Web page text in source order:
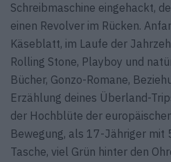
Schreibmaschine eingehackt,
einen Revolver im Rücken.
Käseblatt, im Laufe der
Rolling Stone, Playboy und
Bücher, Gonzo-Romane,
Erzählung deines Überland-
der Hochblüte der
Bewegung, als 17-Jähriger mit
Tasche, viel Grün hinter den